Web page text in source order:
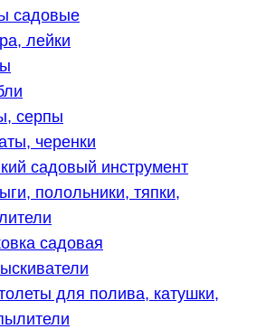
садовые
лейки
серпы
черенки
садовый инструмент
полольники, тяпки,
садовая
для полива, катушки,